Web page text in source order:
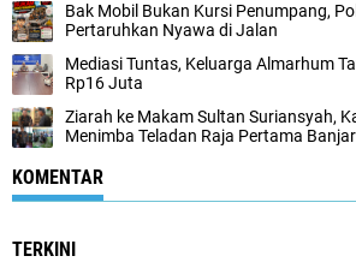
Bak Mobil Bukan Kursi Penumpang,
Pertaruhkan Nyawa di Jalan
Mediasi Tuntas, Keluarga Almarhum
Rp16 Juta
Ziarah ke Makam Sultan Suriansyah,
Menimba Teladan Raja Pertama Banjar
KOMENTAR
TERKINI